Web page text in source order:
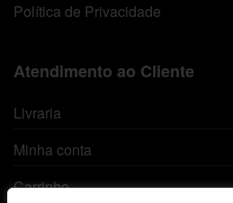
Política de Privacidade
Atendimento ao Cliente
Livraria
Minha conta
Carrinho